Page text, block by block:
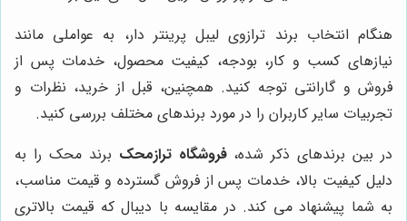
هنگام انتخاب برند ترازوی لیبل پرینتر دار، به عواملی مانند
نیازهای کسب و کار، بودجه، کیفیت محصول، خدمات پس از
فروش و گارانتی توجه کنید. همچنین، قبل از خرید، نظرات و
تجربیات سایر کاربران را در مورد برندهای مختلف بررسی کنید.
در بین برندهای ذکر شده،فروشگاه ترازمحک برند محک را به
دلیل کیفیت بالا، خدمات پس از فروش گسترده و قیمت مناسب،
به شما پیشنهاد می کند. در مقایسه با دیبال که قیمت بالاتری